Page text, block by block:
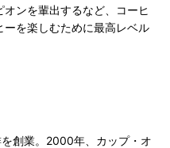
ンを輩出するなど、コーヒ
を楽しむために最高レベル
創業。2000年、カップ・オ